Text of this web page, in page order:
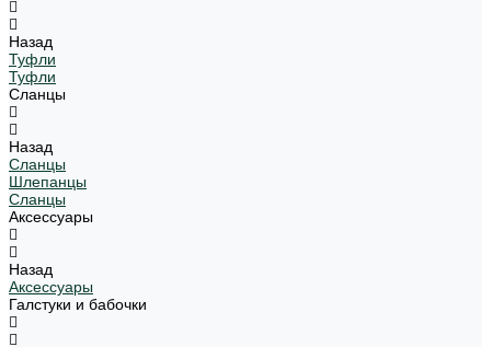
Назад
Туфли
Туфли
Сланцы
Назад
Сланцы
Шлепанцы
Сланцы
Аксессуары
Назад
Аксессуары
Галстуки и бабочки